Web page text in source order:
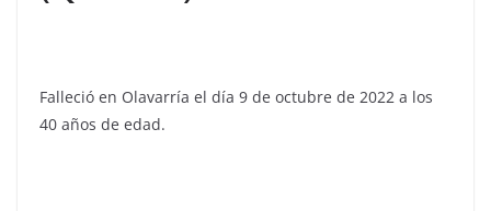
Falleció en Olavarría el día 9 de octubre de 2022 a los
40 años de edad.